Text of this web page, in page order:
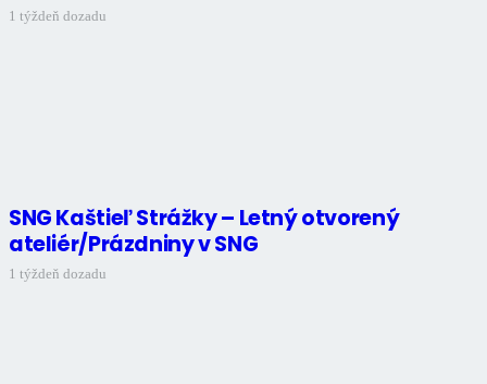
1 týždeň dozadu
SNG Kaštieľ Strážky – Letný otvorený
ateliér/Prázdniny v SNG
1 týždeň dozadu